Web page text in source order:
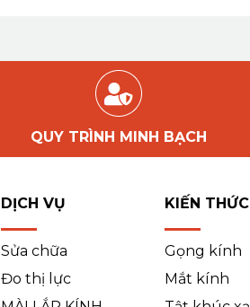
QUY TRÌNH MINH BẠCH
DỊCH VỤ
Sửa chữa
Đo thị lực
KIẾN THỨC
Gọng kính
Mắt kính